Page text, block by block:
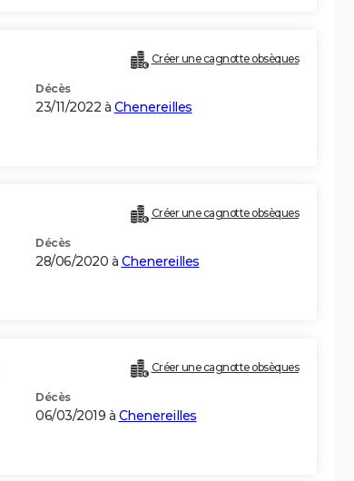
Créer une cagnotte obsèques
Décès
23/11/2022 à Chenereilles
Créer une cagnotte obsèques
Décès
28/06/2020 à Chenereilles
Créer une cagnotte obsèques
Décès
06/03/2019 à Chenereilles